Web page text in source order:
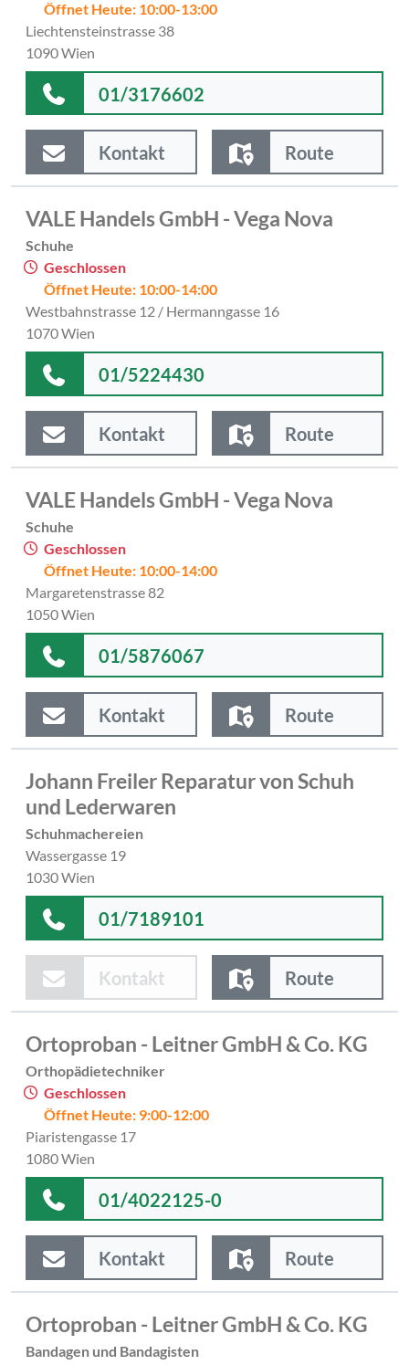
Öffnet Heute: 10:00-13:00
Liechtensteinstrasse 38
1090 Wien
01/3176602
Kontakt Route
VALE Handels GmbH - Vega Nova
Schuhe
Geschlossen
Öffnet Heute: 10:00-14:00
Westbahnstrasse 12 / Hermanngasse 16
1070 Wien
01/5224430
Kontakt Route
VALE Handels GmbH - Vega Nova
Schuhe
Geschlossen
Öffnet Heute: 10:00-14:00
Margaretenstrasse 82
1050 Wien
01/5876067
Kontakt Route
Johann Freiler Reparatur von Schuh
und Lederwaren
Schuhmachereien
Wassergasse 19
1030 Wien
01/7189101
Kontakt Route
Ortoproban - Leitner GmbH & Co. KG
Orthopädietechniker
Geschlossen
Öffnet Heute: 9:00-12:00
Piaristengasse 17
1080 Wien
01/4022125-0
Kontakt Route
Ortoproban - Leitner GmbH & Co. KG
Bandagen und Bandagisten